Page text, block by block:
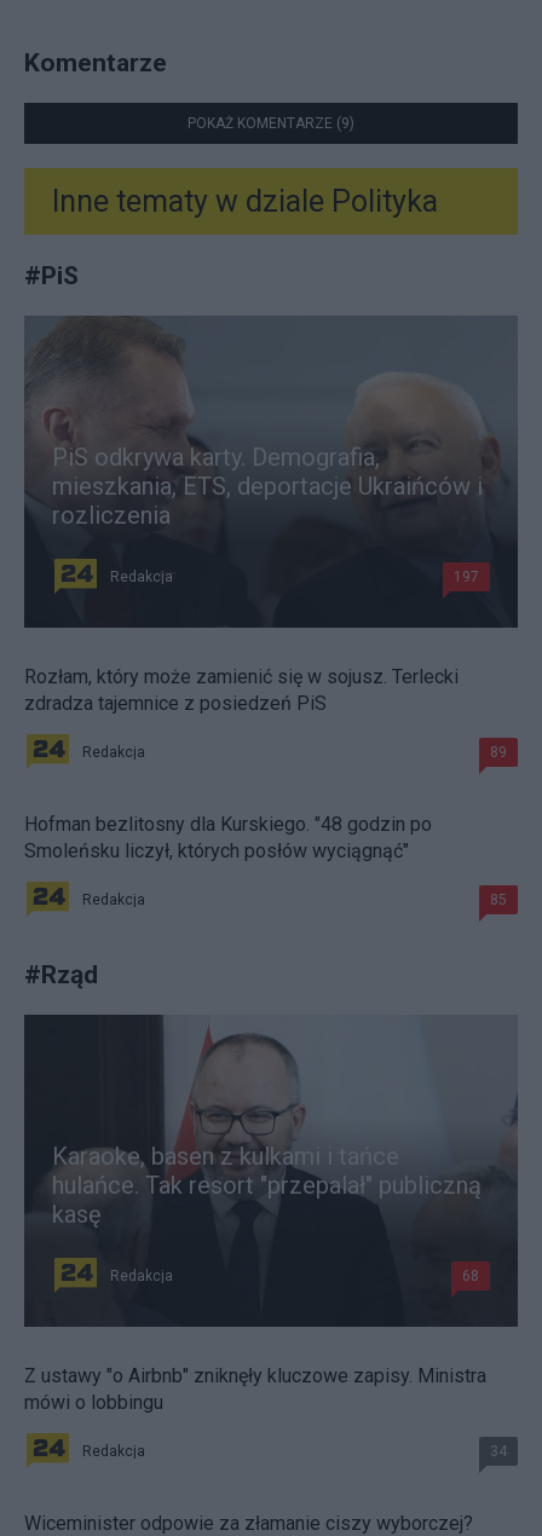
Komentarze
POKAŻ KOMENTARZE (9)
Inne tematy w dziale Polityka
#PiS
PiS odkrywa karty. Demografia,
mieszkania, ETS, deportacje Ukraińców i
rozliczenia
Redakcja 197
Rozłam, który może zamienić się w sojusz. Terlecki
zdradza tajemnice z posiedzeń PiS
Redakcja 89
Hofman bezlitosny dla Kurskiego. "48 godzin po
Smoleńsku liczył, których posłów wyciągnąć"
Redakcja 85
#Rząd
Karaoke, basen z kulkami i tańce
hulańce. Tak resort "przepalał" publiczną
kasę
Redakcja 68
Z ustawy "o Airbnb" zniknęły kluczowe zapisy. Ministra
mówi o lobbingu
Redakcja 34
Wiceminister odpowie za złamanie ciszy wyborczej?